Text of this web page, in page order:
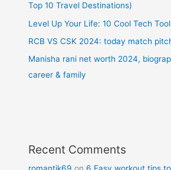
Top 10 Travel Destinations)
Level Up Your Life: 10 Cool Tech
RCB VS CSK 2024: today match
Manisha rani net worth 2024,
career & family
Recent Comments
romantik69 on6 Easy workout tips